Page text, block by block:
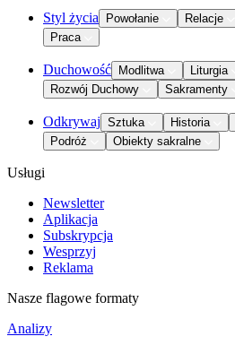
Styl życia Powołanie Relacje
Praca
Duchowość Modlitwa Liturgia
Rozwój Duchowy
Sakramenty
Odkrywaj Sztuka Historia
Podróż
Obiekty sakralne
Usługi
Newsletter
Aplikacja
Subskrypcja
Wesprzyj
Reklama
Nasze flagowe formaty
Analizy